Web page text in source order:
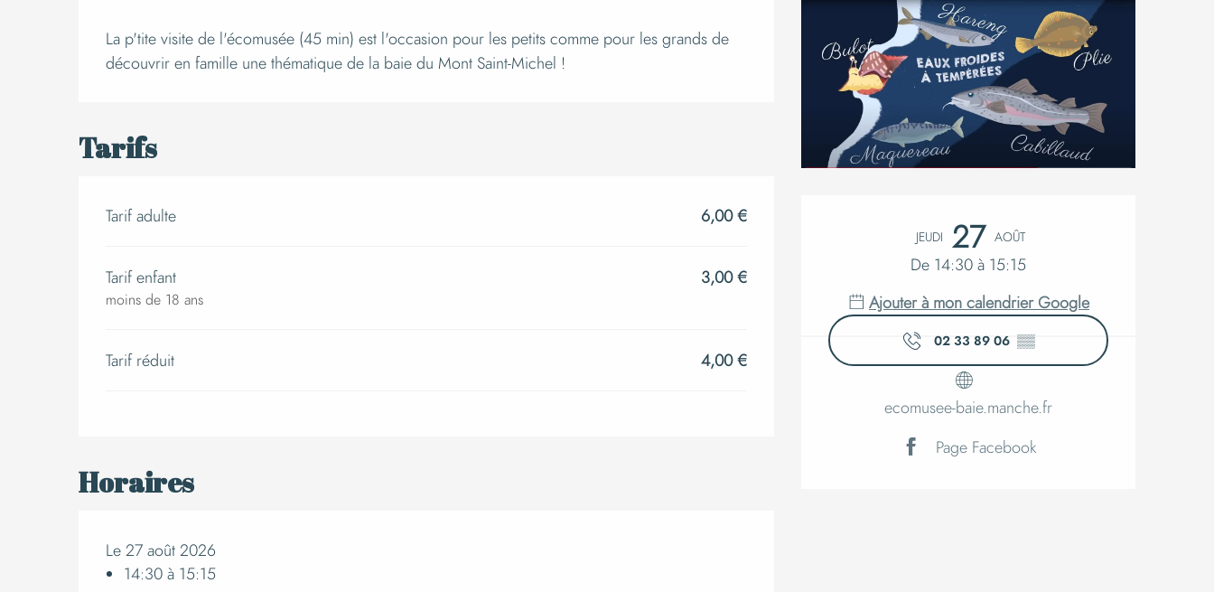
JEUDI 27 AOÛT
De 14:30 à 15:15
Ajouter à mon calendrier Google
02 33 89 06 ▒▒
ecomusee-baie.manche.fr
Page Facebook
Description
La p'tite visite de l'écomusée (45 min) est l'occasion pour les petits comme pour les grands de
découvrir en famille une thématique de la baie du Mont Saint-Michel !
Tarifs
Tarif adulte 6,00 €
Tarif enfant
moins de 18 ans
3,00 €
Tarif réduit 4,00 €
Horaires
Le 27 août 2026
14:30 à 15:15